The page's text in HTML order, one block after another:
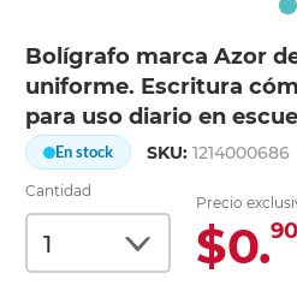
Bolígrafo marca Azor
uniforme. Escritura
para uso diario en
En stock SKU:1214000686
Cantidad
Precio
$0.90